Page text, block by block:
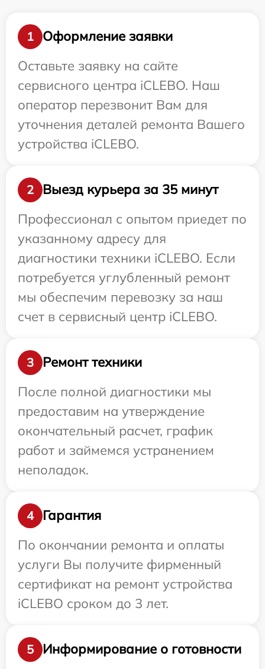
1
Оформление заявки
Оставьте заявку на сайте
сервисного центра iCLEBO. Наш
оператор перезвонит Вам для
уточнения деталей ремонта Вашего
устройства iCLEBO.
2
Выезд курьера за 35 минут
Профессионал с опытом приедет по
указанному адресу для
диагностики техники iCLEBO. Если
потребуется углубленный ремонт
мы обеспечим перевозку за наш
счет в сервисный центр iCLEBO.
3
Ремонт техники
После полной диагностики мы
предоставим на утверждение
окончательный расчет, график
работ и займемся устранением
неполадок.
4
Гарантия
По окончании ремонта и оплаты
услуги Вы получите фирменный
сертификат на ремонт устройства
iCLEBO сроком до 3 лет.
5
Информирование о готовности